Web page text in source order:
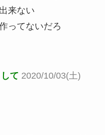
来ない
ってないだろ
て 2020/10/03(土)